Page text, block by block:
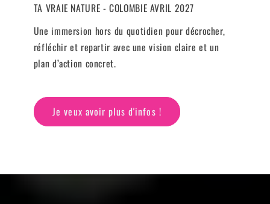
TA VRAIE NATURE - COLOMBIE AVRIL 2027
Une immersion hors du quotidien pour décrocher,
réfléchir et repartir avec une vision claire et un
plan d’action concret.
Je veux avoir plus d'infos !